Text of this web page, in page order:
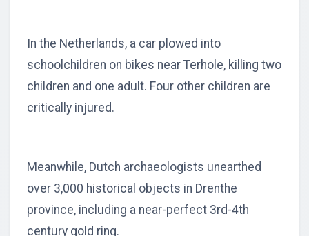
In the Netherlands, a car plowed into
schoolchildren on bikes near Terhole, killing two
children and one adult. Four other children are
critically injured.
Meanwhile, Dutch archaeologists unearthed
over 3,000 historical objects in Drenthe
province, including a near-perfect 3rd-4th
century gold ring.